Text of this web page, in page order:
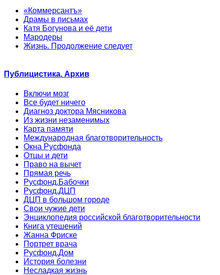
«Коммерсантъ»
Драмы в письмах
Катя Богунова и её дети
Мародеры
Жизнь. Продолжение следует
Публицистика. Архив
Включи мозг
Все будет ничего
Диагноз доктора Мясникова
Из жизни незаменимых
Карта памяти
Международная благотворительность
Окна Русфонда
Отцы и дети
Право на вычет
Прямая речь
Русфонд.Бабочки
Русфонд.ДЦП
ДЦП в большом городе
Свои чужие дети
Энциклопедия российской благотворительности
Книга утешений
Жанна Фриске
Портрет врача
Русфонд.Дом
История болезни
Несладкая жизнь